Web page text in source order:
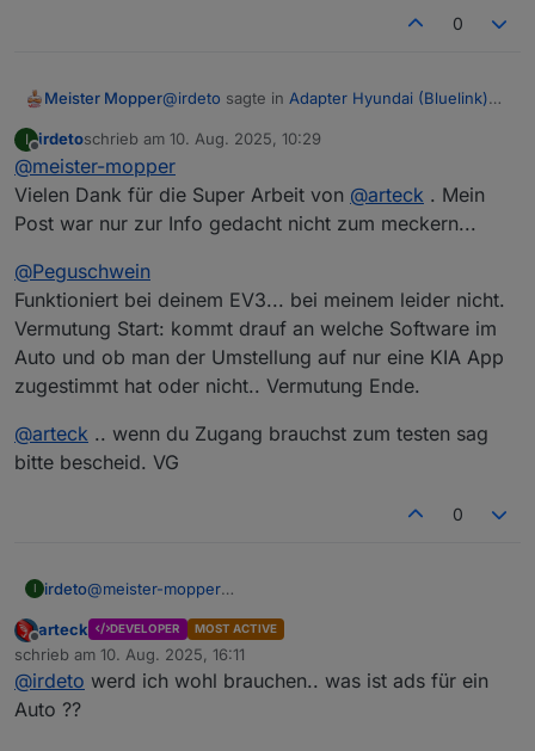
0
Meister Mopper@irdeto sagte in Adapter Hyundai (Bluelink)
Neu angelegt. Fehler bleibt.
Warum sollte der Fehler auch nicht wieder
auftreten. Hyundai und die Tochter Kia
(EV3, EV4, EV5, EV6) auf den Markt bringen,
die offenbar alle eine unterschiedliche
Konfiguration benötigen. Zudem fährt Hyundai
offenbar noch einen eigenen, anderen Kurs.
ausgesetzt.
Da ist jetzt Geduld gefragt. Ich denke mal,
dass das Problem Zug um Zug gelöst werden
kann, wenn die Änderungsgeschwindigkeit
bei Hyundai/Kia auf das bisher gekannte
(übliche) Maß zurückgefahren wird.
I
Offline
irdetoschrieb am 10. Aug. 2025, 10:29
zuletzt editiert von
@meister-mopper
Vielen Dank für die Super Arbeit von @arteck . Mein
Post war nur zur Info gedacht nicht zum meckern...
@Peguschwein
Funktioniert bei deinem EV3... bei meinem leider nicht.
Vermutung Start: kommt drauf an welche Software im
Auto und ob man der Umstellung auf nur eine KIA App
zugestimmt hat oder nicht.. Vermutung Ende.
@arteck .. wenn du Zugang brauchst zum testen sag
bitte bescheid. VG
0
I irdeto@meister-mopper
Post war nur zur Info gedacht nicht zum meckern...
@Peguschwein
Funktioniert bei deinem EV3... bei meinem leider nicht.
Vermutung Start: kommt drauf an welche Software im
@arteck.. wenn du Zugang brauchst zum testen sag
Offline
arteck DEVELOPER MOST ACTIVE
schrieb am 10. Aug. 2025, 16:11
zuletzt editiert von
@irdeto werd ich wohl brauchen.. was ist ads für ein
Auto ??